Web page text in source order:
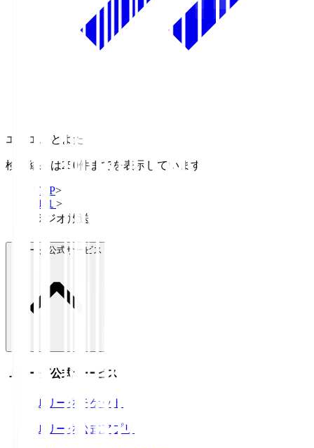
エフエムとよた
検索結果は250件までを表示しています
TOP>
Ｊ１ >
ラジオ放送
Ｊリーグ公式サービス
Ｊリーグ公式サービス
Ｊリーグチケット
Ｊリーグ公式アプリ